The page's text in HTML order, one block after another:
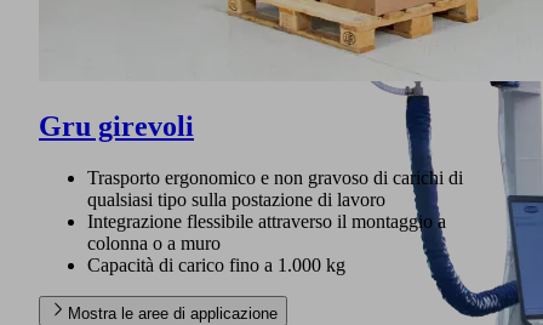
Gru girevoli
Trasporto ergonomico e non gravoso di carichi di
qualsiasi tipo sulla postazione di lavoro
Integrazione flessibile attraverso il montaggio a
colonna o a muro
Capacità di carico fino a 1.000 kg
Mostra le aree di applicazione